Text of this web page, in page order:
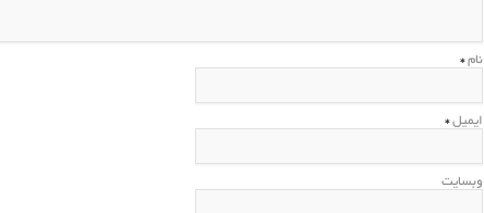
نام *
ایمیل *
وبسایت